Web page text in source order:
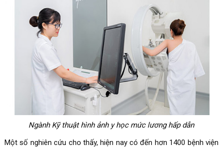
Ngành Kỹ thuật hình ảnh y học mức lương hấp dẫn
Một số nghiên cứu cho thấy, hiện nay có đến hơn 1400 bệnh viện